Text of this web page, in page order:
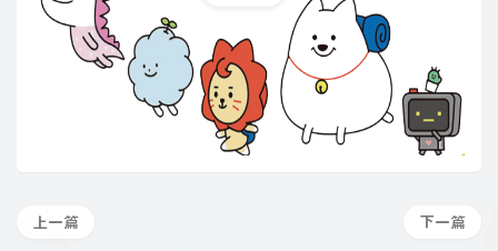
下一篇
上一篇